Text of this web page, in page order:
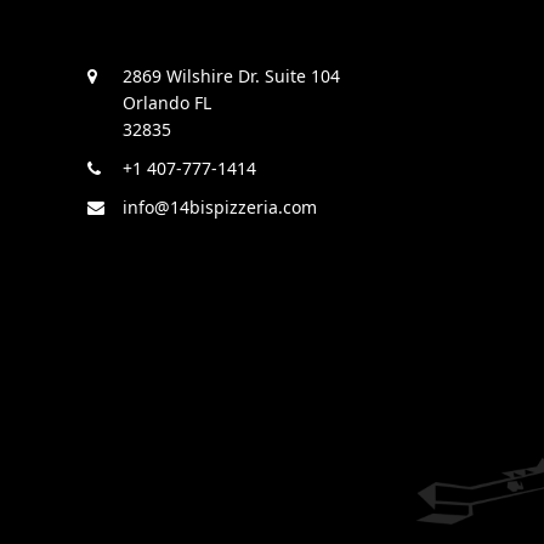
2869 Wilshire Dr. Suite 104
Orlando FL
32835
+1 407-777-1414
info@14bispizzeria.com